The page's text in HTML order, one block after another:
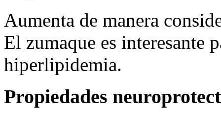
Aumenta de manera
El zumaque es interesante
hiperlipidemia.
Propiedades